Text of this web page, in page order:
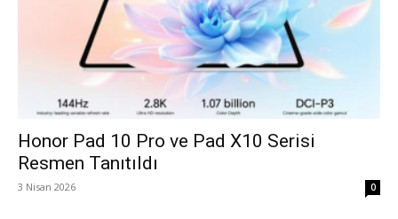
Honor Pad 10 Pro ve Pad X10 Serisi
Resmen Tanıtıldı
3 Nisan 2026 0